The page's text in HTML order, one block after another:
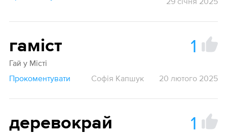
гаміст 1
Гай у Місті
Прокоментувати
Софія Капшук 20 лютого 2025
деревокрай 1